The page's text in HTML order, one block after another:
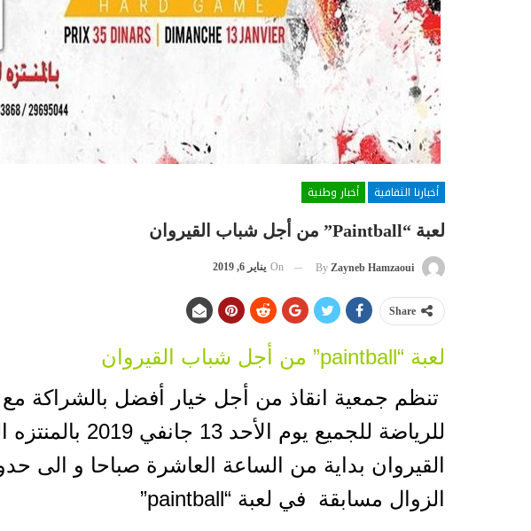
أخبارنا الثقافية
أخبار وطنية
لعبة “paintball” من أجل شباب القيروان
By Zayneb Hamzaoui
On يناير 6, 2019
Share
لعبة “paintball” من أجل شباب القيروان
تنظم جمعية انقاذ من أجل خيار أفضل بالشراكة مع
للرياضة للجميع
القيروان بداية من الساعة العاشرة صباحا و الى
الزوال مسابقة في لعبة “paintball”